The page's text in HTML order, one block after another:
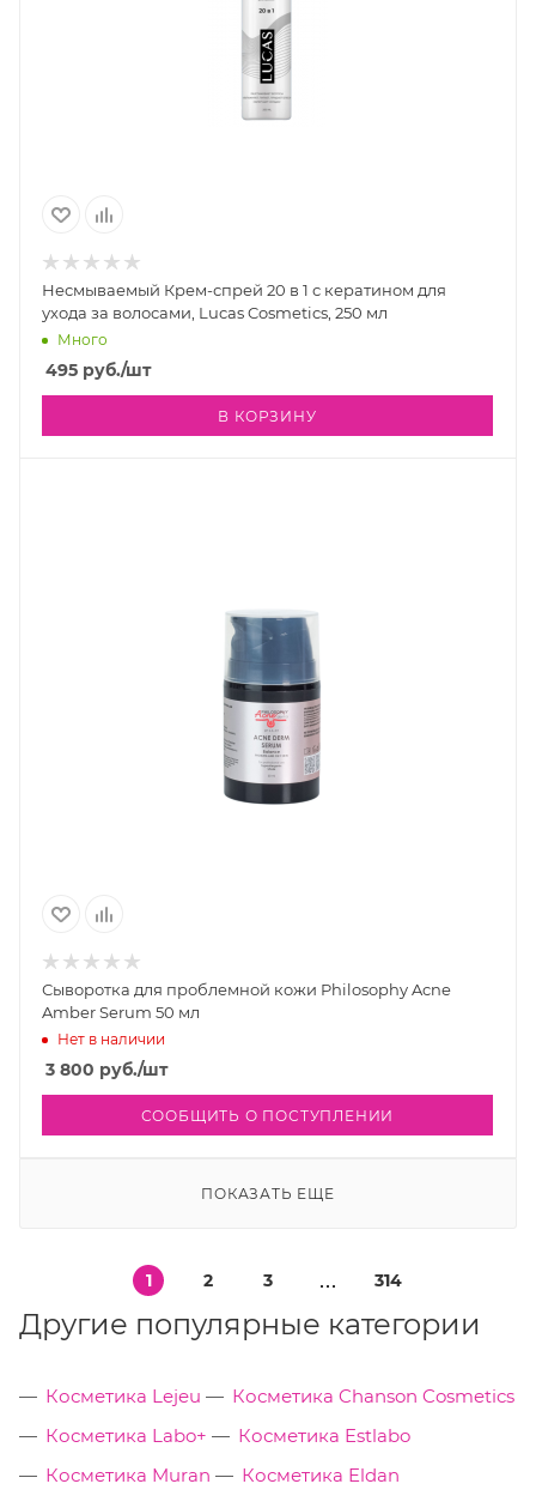
Несмываемый Крем-спрей 20 в 1 с кератином для
ухода за волосами, Lucas Cosmetics, 250 мл
Много
495 руб./шт
В КОРЗИНУ
Сыворотка для проблемной кожи Philosophy Acne
Amber Serum 50 мл
Нет в наличии
3 800 руб./шт
СООБЩИТЬ О ПОСТУПЛЕНИИ
ПОКАЗАТЬ ЕЩЕ
1 2 3 314
Другие популярные категории
Косметика Lejeu
Косметика Chanson Cosmetics
Косметика Labo+
Косметика Estlabo
Косметика Muran
Косметика Eldan